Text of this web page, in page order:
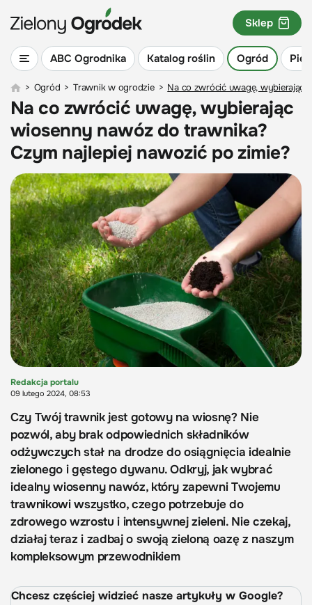
ABC Ogrodnika Katalog roślin Ogród
Sklep
> Ogród > Trawnik w ogrodzie > Na co zwrócić uwagę, wybierając
Na co zwrócić uwagę, wybierając
wiosenny nawóz do trawnika?
Czym najlepiej nawozić po zimie?
Redakcja portalu
09 lutego 2024, 08:53
Czy Twój trawnik jest gotowy na wiosnę? Nie
pozwól, aby brak odpowiednich składników
odżywczych stał na drodze do osiągnięcia idealnie
zielonego i gęstego dywanu. Odkryj, jak wybrać
idealny wiosenny nawóz, który zapewni Twojemu
trawnikowi wszystko, czego potrzebuje do
zdrowego wzrostu i intensywnej zieleni. Nie czekaj,
działaj teraz i zadbaj o swoją zieloną oazę z naszym
kompleksowym przewodnikiem
Chcesz częściej widzieć nasze artykuły w Google?